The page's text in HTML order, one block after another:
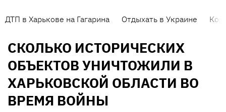
ДТП в Харькове на Гагарина Отдыхать в Украине
СКОЛЬКО ИСТОРИЧЕСКИХ
ОБЪЕКТОВ УНИЧТОЖИЛИ В
ХАРЬКОВСКОЙ ОБЛАСТИ ВО
ВРЕМЯ ВОЙНЫ